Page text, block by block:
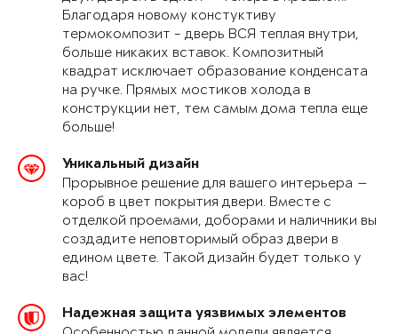
Благодаря новому констуктиву
термокомпозит - дверь ВСЯ теплая внутри,
больше никаких вставок. Композитный
квадрат исключает образование конденсата
на ручке. Прямых мостиков холода в
конструкции нет, тем самым дома тепла еще
больше!
Уникальный дизайн
Прорывное решение для вашего интерьера —
короб в цвет покрытия двери. Вместе с
отделкой проемами, доборами и наличники вы
создадите неповторимый образ двери в
едином цвете. Такой дизайн будет только у
вас!
Надежная защита уязвимых элементов